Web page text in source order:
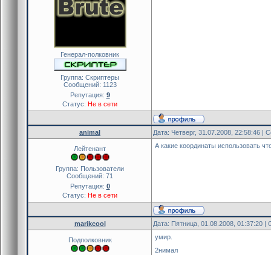
Генерал-полковник
Группа: Скриптеры
Сообщений: 1123
Репутация: 9
Статус: Не в сети
animal Дата: Четверг, 31.07.2008, 22:58:46 |
Лейтенант
Группа: Пользователи
Сообщений: 71
Репутация: 0
Статус: Не в сети
А какие координаты использовать
marikcool Дата: Пятница, 01.08.2008, 01:37:20
Подполковник
умир.
2нимал